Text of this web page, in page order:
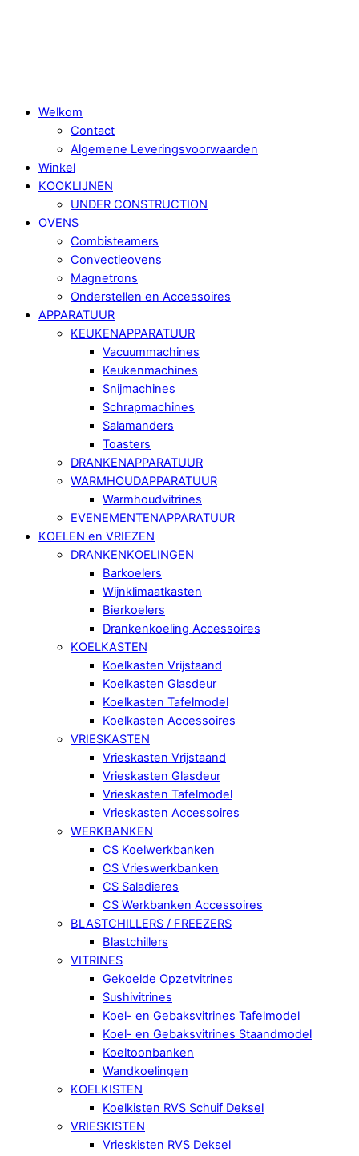
Welkom
Contact
Algemene Leveringsvoorwaarden
Winkel
KOOKLIJNEN
UNDER CONSTRUCTION
OVENS
Combisteamers
Convectieovens
Magnetrons
Onderstellen en Accessoires
APPARATUUR
KEUKENAPPARATUUR
Vacuummachines
Keukenmachines
Snijmachines
Schrapmachines
Salamanders
Toasters
DRANKENAPPARATUUR
WARMHOUDAPPARATUUR
Warmhoudvitrines
EVENEMENTENAPPARATUUR
KOELEN en VRIEZEN
DRANKENKOELINGEN
Barkoelers
Wijnklimaatkasten
Bierkoelers
Drankenkoeling Accessoires
KOELKASTEN
Koelkasten Vrijstaand
Koelkasten Glasdeur
Koelkasten Tafelmodel
Koelkasten Accessoires
VRIESKASTEN
Vrieskasten Vrijstaand
Vrieskasten Glasdeur
Vrieskasten Tafelmodel
Vrieskasten Accessoires
WERKBANKEN
CS Koelwerkbanken
CS Vrieswerkbanken
CS Saladieres
CS Werkbanken Accessoires
BLASTCHILLERS / FREEZERS
Blastchillers
VITRINES
Gekoelde Opzetvitrines
Sushivitrines
Koel- en Gebaksvitrines Tafelmodel
Koel- en Gebaksvitrines Staandmodel
Koeltoonbanken
Wandkoelingen
KOELKISTEN
Koelkisten RVS Schuif Deksel
VRIESKISTEN
Vrieskisten RVS Deksel